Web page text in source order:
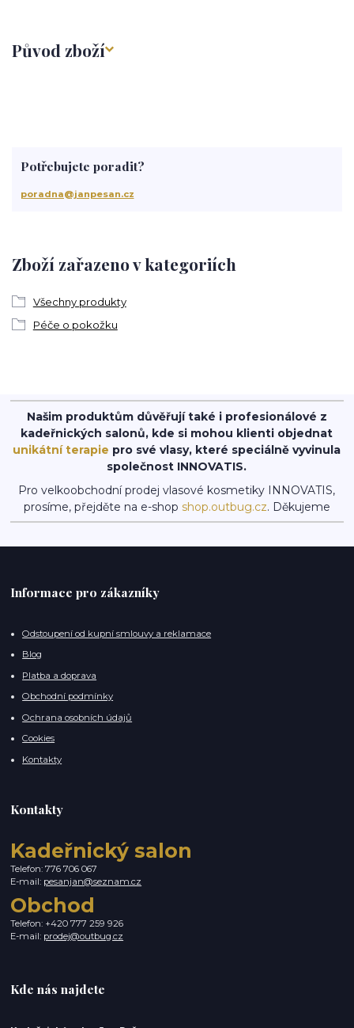
Původ zboží
Zboží zařazeno v kategoriích
Všechny produkty
Péče o pokožku
Potřebujete poradit?
poradna@janpesan.cz
Našim produktům důvěřují také i profesionálové z
kadeřnických salonů, kde si mohou klienti objednat
unikátní terapie pro své vlasy, které speciálně vyvinula
společnost INNOVATIS.
Pro velkoobchodní prodej vlasové kosmetiky INNOVATIS,
prosíme, přejděte na e-shop shop.outbug.cz. Děkujeme
Informace pro zákazníky
Odstoupení od kupní smlouvy a reklamace
Blog
Platba a doprava
Obchodní podmínky
Ochrana osobních údajů
Cookies
Kontakty
Kontakty
Kadeřnický salon
Telefon: 776 706 067
E-mail: pesanjan@seznam.cz
Obchod
Telefon: +420 777 259 926
E-mail: prodej@outbug.cz
Kde nás najdete